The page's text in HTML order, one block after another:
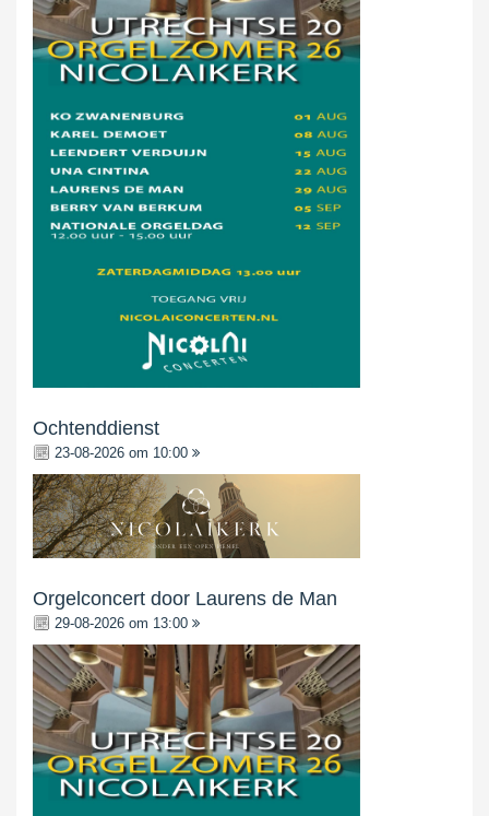
Ochtenddienst
23-08-2026 om 10:00
Orgelconcert door Laurens de Man
29-08-2026 om 13:00